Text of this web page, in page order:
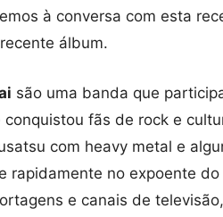
à conversa com esta
álbum.
são uma banda que
fãs de rock e
com heavy metal e
rapidamente no expoente
e canais de